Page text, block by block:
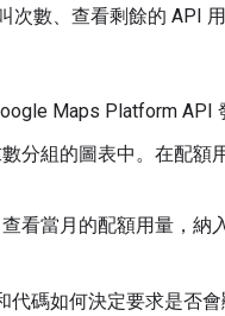
次數、查看剩餘的 API
Maps Platform API
分組的圖表中。在配
看當月的配額用量，
代碼如何決定要求是否